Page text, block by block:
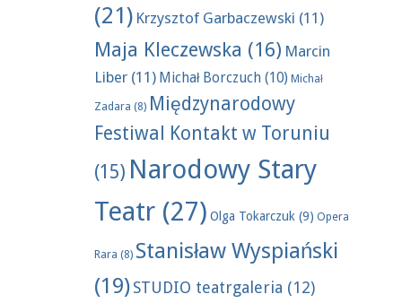
(21) Krzysztof Garbaczewski (11)
Maja Kleczewska (16) Marcin
Liber(11) Michał Borczuch (10) Michał
Zadara (8) Międzynarodowy
Festiwal Kontakt w Toruniu
(15) Narodowy Stary
Teatr(27) Olga Tokarczuk (9) Opera
Rara (8) Stanisław Wyspiański
(19)STUDIO teatrgaleria (12)